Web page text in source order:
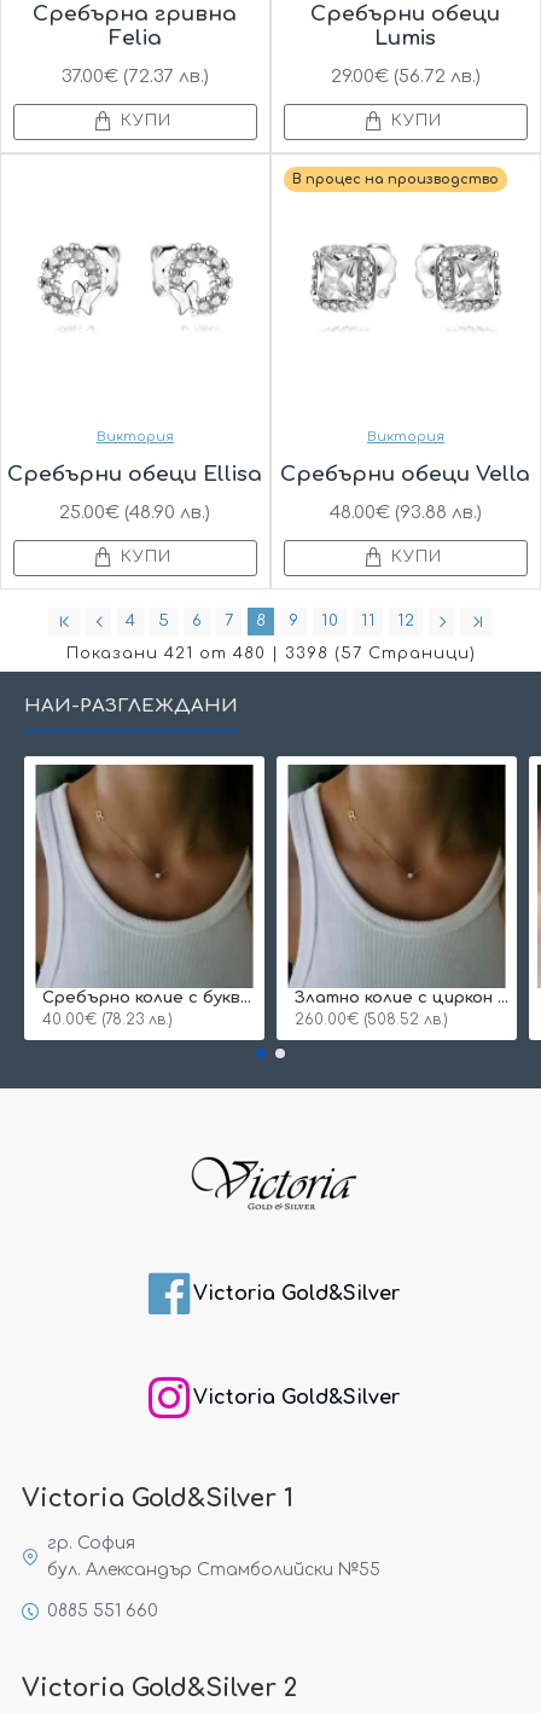
Сребърна гривна
Felia
37.00€ (72.37 лв.)
КУПИ
Сребърни обеци
Lumis
29.00€ (56.72 лв.)
КУПИ
Виктория
Сребърни обеци Ellisa
25.00€ (48.90 лв.)
КУПИ
В процес на производство
Виктория
Сребърни обеци Vella
48.00€ (93.88 лв.)
КУПИ
4 5 6 7 8 9 10 11
12
Показани 421 от 480 | 3398 (57 Страници)
НАЙ-РАЗГЛЕЖДАНИ
Сребърнo колие с буква и едно камъче
40.00€ (78.23 лв.)
Златно колие с циркон и буква по избор
260.00€ (508.52 лв.)
Victoria Gold&Silver
Victoria Gold&Silver
Victoria Gold&Silver 1
гр. София
бул. Александър Стамболийски №55
0885 551 660
Victoria Gold&Silver 2